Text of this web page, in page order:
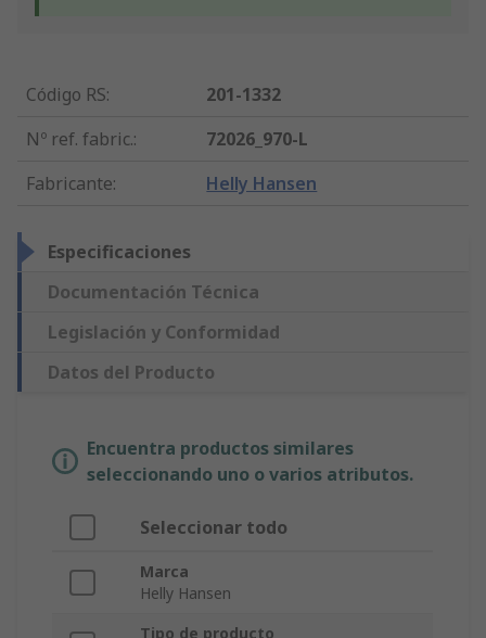
Código RS:
201-1332
Nº ref. fabric.:
72026_970-L
Fabricante: Helly Hansen
Especificaciones
Documentación Técnica
Legislación y Conformidad
Datos del Producto
Encuentra productos similares
seleccionando uno o varios atributos.
Seleccionar todo
Marca
Helly Hansen
Tipo de producto